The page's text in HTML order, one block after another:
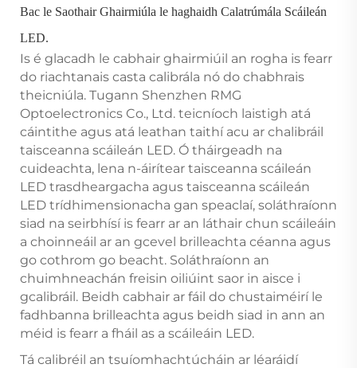
Bac le Saothair Ghairmiúla le haghaidh Calatrúmála Scáileán
LED.
Is é glacadh le cabhair ghairmiúil an rogha is fearr
do riachtanais casta calibrála nó do chabhrais
theicniúla. Tugann Shenzhen RMG
Optoelectronics Co., Ltd. teicníoch laistigh atá
cáintithe agus atá leathan taithí acu ar chalibráil
taisceanna scáileán LED. Ó tháirgeadh na
cuideachta, lena n-áirítear taisceanna scáileán
LED trasdheargacha agus taisceanna scáileán
LED trídhimensionacha gan speaclaí, soláthraíonn
siad na seirbhísí is fearr ar an láthair chun scáileáin
a choinneáil ar an gcevel brilleachta céanna agus
go cothrom go beacht. Soláthraíonn an
chuimhneachán freisin oiliúint saor in aisce i
gcalibráil. Beidh cabhair ar fáil do chustaiméirí le
fadhbanna brilleachta agus beidh siad in ann an
méid is fearr a fháil as a scáileáin LED.
Tá calibréil an tsuíomhachtúcháin ar léaráidí